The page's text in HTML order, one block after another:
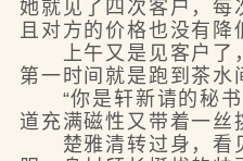
她就见了四次客户，每
且对方的价格也没有降
上午又是见客户了，
第一时间就是跑到茶水
“你是轩新请的秘书
道充满磁性又带着一丝
楚雅清转过身，看